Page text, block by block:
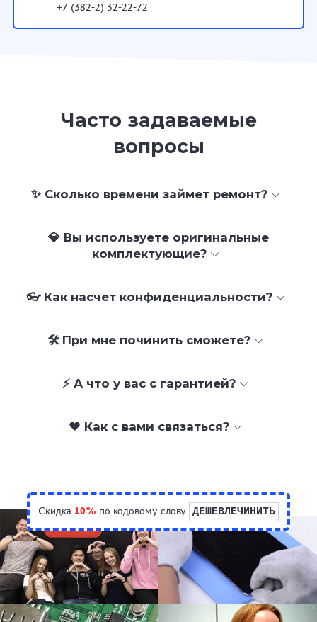
+7 (382-2) 32-22-72
Часто задаваемые
вопросы
✨ Сколько времени займет ремонт?
💎 Вы используете оригинальные
комплектующие?
👓 Как насчет конфиденциальности?
🛠 При мне починить сможете?
⚡ А что у вас с гарантией?
❤️ Как с вами связаться?
Скидка 10% по кодовому слову ДЕШЕВЛЕЧИНИТЬ